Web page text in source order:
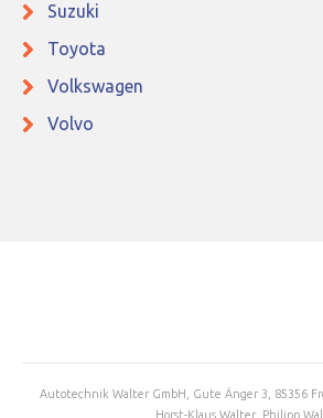
Suzuki
Toyota
Volkswagen
Volvo
Autotechnik Walter GmbH, Gute Änger 3, 85356
Horst-Klaus Walter, Philipp